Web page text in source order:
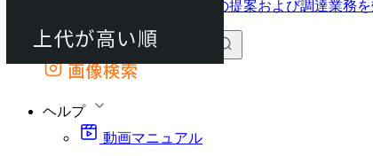
外部サイトの商品をカートに追加
画像検索
ヘルプ
動画マニュアル
上代が高い順